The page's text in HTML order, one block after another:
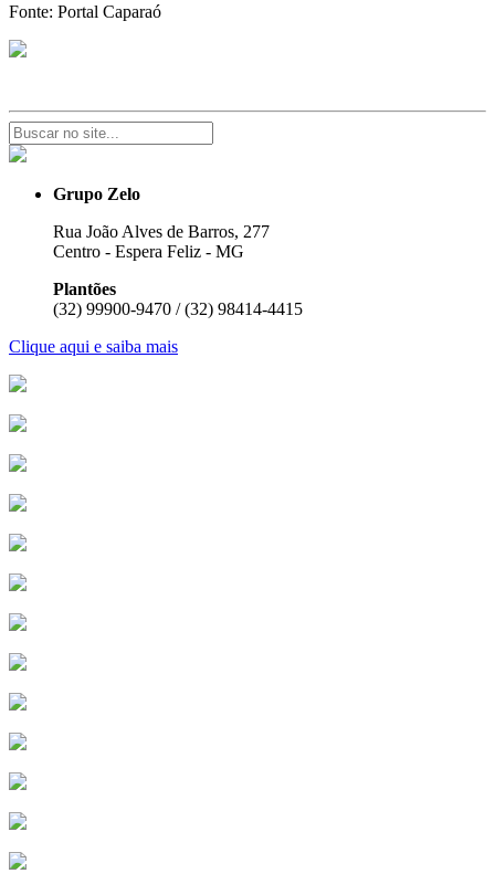
Fonte: Portal Caparaó
Grupo Zelo
Rua João Alves de Barros, 277
Centro - Espera Feliz - MG
Plantões
(32) 99900-9470 / (32) 98414-4415
Clique aqui e saiba mais